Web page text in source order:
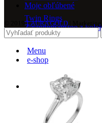
Twin Rings
Zásnubné prstne z
Svadobné obrúčky
Moje obľúbené
© 2019LAURA GOLD| Marketing
Menu
e-shop